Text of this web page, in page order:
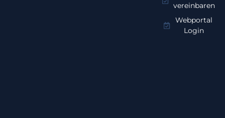
vereinbaren
Webportal
Login